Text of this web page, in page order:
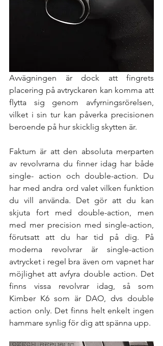
Avvägningen är dock att fingrets
placering på avtryckaren kan komma att
flytta sig genom avfyrningsrörelsen,
vilket i sin tur kan påverka precisionen
beroende på hur skicklig skytten är.
Faktum är att den absoluta merparten
av revolvrarna du finner idag har både
single- action och double-action. Du
har med andra ord valet vilken funktion
du vill använda. Det gör att du kan
skjuta fort med double-action, men
med mer precision med single-action,
förutsatt att du har tid på dig. På
moderna revolvrar är single-action
avtrycket i regel bra även om vapnet har
möjlighet att avfyra double action. Det
finns vissa revolvrar idag, så som
Kimber K6 som är DAO, dvs double
action only. Det finns helt enkelt ingen
hammare synlig för dig att spänna upp.